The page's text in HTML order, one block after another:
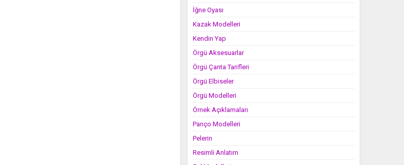
İğne Oyası
Kazak Modelleri
Kendin Yap
Örgü Aksesuarlar
Örgü Çanta Tarifleri
Örgü Elbiseler
Örgü Modelleri
Örnek Açıklamaları
Panço Modelleri
Pelerin
Resimli Anlatım